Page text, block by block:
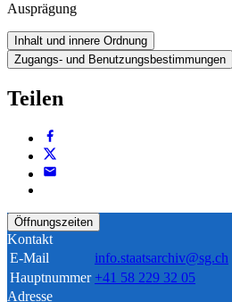
Ausprägung
Inhalt und innere Ordnung
Zugangs- und Benutzungsbestimmungen
Teilen
Öffnungszeiten
Kontakt
E-Mail
info.staatsarchiv@sg.ch
Hauptnummer +41 58 229 32 05
Adresse